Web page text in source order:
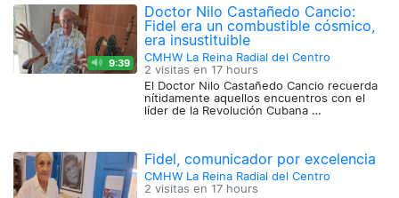
9:39
Doctor Nilo Castañedo Cancio:
Fidel era un combustible cósmico,
era insustituible
CMHW La Reina Radial del Centro
2 visitas en 17 hours
El Doctor Nilo Castañedo Cancio recuerda
nítidamente aquellos encuentros con el
líder de la Revolución Cubana …
Fidel, comunicador por excelencia
CMHW La Reina Radial del Centro
2 visitas en 17 hours